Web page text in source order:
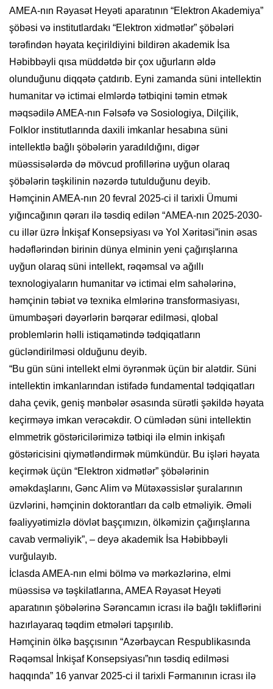
AMEA-nın Rəyasət Heyəti aparatının “Elektron Akademiya”
şöbəsi və institutlardakı “Elektron xidmətlər” şöbələri
tərəfindən həyata keçirildiyini bildirən akademik İsa
Həbibbəyli qısa müddətdə bir çox uğurların əldə
olunduğunu diqqətə çatdırıb. Eyni zamanda süni intellektin
humanitar və ictimai elmlərdə tətbiqini təmin etmək
məqsədilə AMEA-nın Fəlsəfə və Sosiologiya, Dilçilik,
Folklor institutlarında daxili imkanlar hesabına süni
intellektlə bağlı şöbələrin yaradıldığını, digər
müəssisələrdə də mövcud profillərinə uyğun olaraq
şöbələrin təşkilinin nəzərdə tutulduğunu deyib.
Həmçinin AMEA-nın 20 fevral 2025-ci il tarixli Ümumi
yığıncağının qərarı ilə təsdiq edilən “AMEA-nın 2025-2030-
cu illər üzrə İnkişaf Konsepsiyası və Yol Xəritəsi”inin əsas
hədəflərindən birinin dünya elminin yeni çağırışlarına
uyğun olaraq süni intellekt, rəqəmsal və ağıllı
texnologiyaların humanitar və ictimai elm sahələrinə,
həmçinin təbiət və texnika elmlərinə transformasiyası,
ümumbəşəri dəyərlərin bərqərar edilməsi, qlobal
problemlərin həlli istiqamətində tədqiqatların
gücləndirilməsi olduğunu deyib.
“Bu gün süni intellekt elmi öyrənmək üçün bir alətdir. Süni
intellektin imkanlarından istifadə fundamental tədqiqatları
daha çevik, geniş mənbələr əsasında sürətli şəkildə həyata
keçirməyə imkan verəcəkdir. O cümlədən süni intellektin
elmmetrik göstəricilərimizə tətbiqi ilə elmin inkişafı
göstəricisini qiymətləndirmək mümkündür. Bu işləri həyata
keçirmək üçün “Elektron xidmətlər” şöbələrinin
əməkdaşlarını, Gənc Alim və Mütəxəssislər şuralarının
üzvlərini, həmçinin doktorantları da cəlb etməliyik. Əməli
fəaliyyətimizlə dövlət başçımızın, ölkəmizin çağırışlarına
cavab verməliyik”, – deyə akademik İsa Həbibbəyli
vurğulayıb.
İclasda AMEA-nın elmi bölmə və mərkəzlərinə, elmi
müəssisə və təşkilatlarına, AMEA Rəyasət Heyəti
aparatının şöbələrinə Sərəncamın icrası ilə bağlı təkliflərini
hazırlayaraq təqdim etmələri tapşırılıb.
Həmçinin ölkə başçısının “Azərbaycan Respublikasında
Rəqəmsal İnkişaf Konsepsiyası”nın təsdiq edilməsi
haqqında” 16 yanvar 2025-ci il tarixli Fərmanının icrası ilə